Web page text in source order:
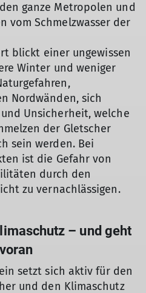
ganze Metropolen und
vom Schmelzwasser der
blickt einer ungewissen
Winter und weniger
Nordwänden, sich
Unsicherheit, welche
der Gletscher
sein werden. Bei
ist die Gefahr von
durch den
zu vernachlässigen.
– und geht
setzt sich aktiv für den
und den Klimaschutz